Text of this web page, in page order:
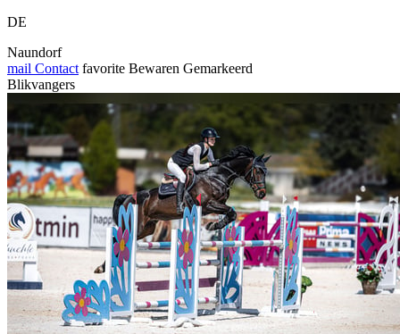
DE
Naundorf
mail Contact favorite Bewaren Gemarkeerd
Blikvangers